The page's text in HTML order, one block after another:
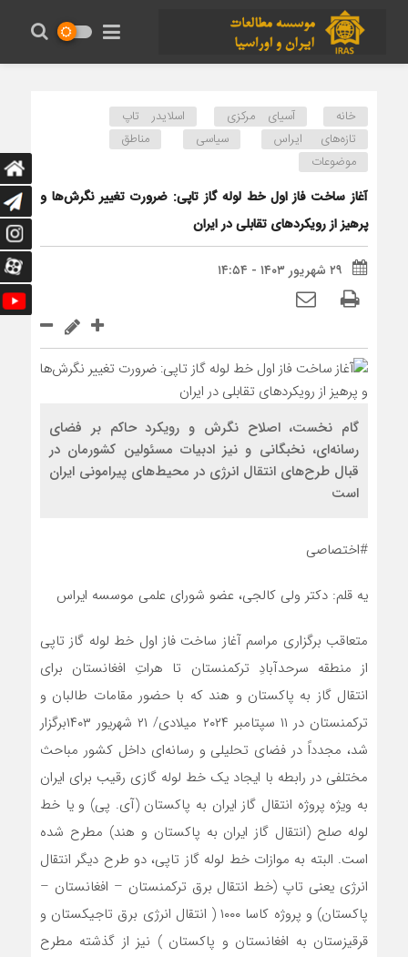
خانه آسیای مرکزی
اسلایدر تاپ
تازه‌های ایراس
سیاسی
مناطق
موضوعات
آغاز ساخت فاز اول خط لوله گاز تاپی: ضرورت تغییر نگرش‌‌ها و
پرهیز از رویکردهای تقابلی در ایران
۲۹ شهریور ۱۴۰۳ - ۱۴:۵۴
گام نخست، اصلاح نگرش و رویکرد حاکم بر فضای
رسانه‌ای، نخبگانی و نیز ادبیات مسئولین کشورمان در
قبال طرح‌‌های انتقال انرژی در محیط‌‌های پیرامونی ایران
است
#اختصاصی
یه قلم: دکتر ولی کالجی، عضو شورای علمی موسسه ایراس
متعاقب برگزاری مراسم آغاز ساخت فاز اول خط لوله گاز تاپی
از منطقه سرحدآبادِ ترکمنستان تا هراتِ افغانستان برای
انتقال گاز به پاکستان و هند که با حضور مقامات طالبان و
ترکمنستان در ۱۱ سپتامبر ۲۰۲۴ میلادی/ ۲۱ شهریور ۱۴۰۳برگزار
شد، مجدداً در فضای تحلیلی و رسانه‌ای داخل کشور مباحث
مختلفی در رابطه با ایجاد یک خط لوله گازی رقیب برای ایران
به ویژه پروژه انتقال گاز ایران به پاکستان (آی. پی) و یا خط
لوله صلح (انتقال گاز ایران به پاکستان و هند) مطرح شده
است. البته به موازات خط لوله گاز تاپی، دو طرح دیگر انتقال
انرژی یعنی تاپ (خط انتقال برق ترکمنستان – افغانستان –
پاکستان) و پروژه کاسا ۱۰۰۰ ( انتقال انرژی برق تاجیکستان و
قرقیزستان به افغانستان و پاکستان ) نیز از گذشته مطرح